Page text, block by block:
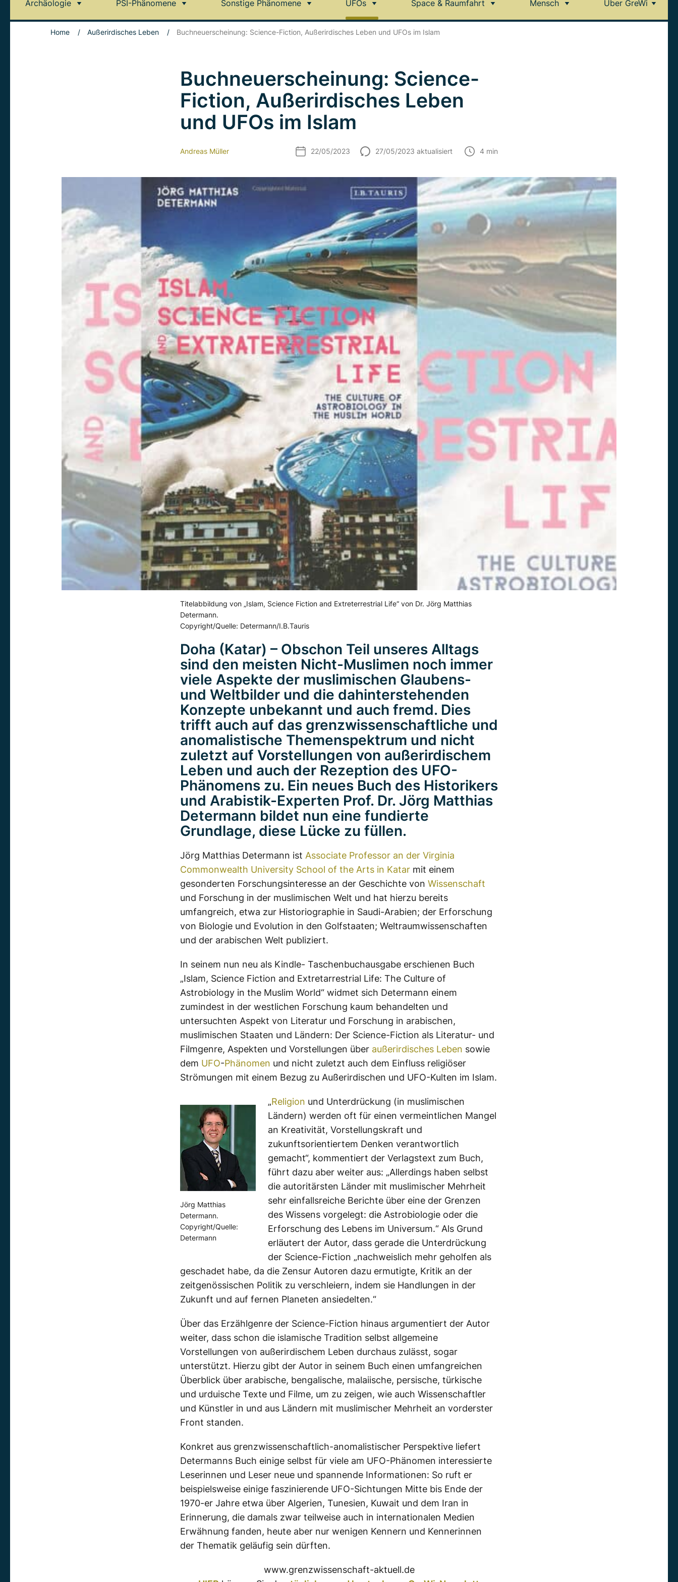
Archäologie PSI-Phänomene Sonstige Phänomene UFOs Space & Raumfahrt Mensch Über GreWi
Home / Außerirdisches Leben / Buchneuerscheinung: Science-Fiction, Außerirdisches Leben und UFOs im Islam
Buchneuerscheinung: Science-
Fiction, Außerirdisches Leben
und UFOs im Islam
Andreas Müller 22/05/2023 27/05/2023 aktualisiert 4 min
Titelabbildung von „Islam, Science Fiction and Extreterrestrial Life“ von Dr. Jörg Matthias
Determann.
Copyright/Quelle: Determann/I.B.Tauris
Doha (Katar) – Obschon Teil unseres Alltags
sind den meisten Nicht-Muslimen noch immer
viele Aspekte der muslimischen Glaubens-
und Weltbilder und die dahinterstehenden
Konzepte unbekannt und auch fremd. Dies
trifft auch auf das grenzwissenschaftliche und
anomalistische Themenspektrum und nicht
zuletzt auf Vorstellungen von außerirdischem
Leben und auch der Rezeption des UFO-
Phänomens zu. Ein neues Buch des Historikers
und Arabistik-Experten Prof. Dr. Jörg Matthias
Determann bildet nun eine fundierte
Grundlage, diese Lücke zu füllen.
Jörg Matthias Determann ist Associate Professor an der Virginia
Commonwealth University School of the Arts in Katar mit einem
gesonderten Forschungsinteresse an der Geschichte von Wissenschaft
und Forschung in der muslimischen Welt und hat hierzu bereits
umfangreich, etwa zur Historiographie in Saudi-Arabien; der Erforschung
von Biologie und Evolution in den Golfstaaten; Weltraumwissenschaften
und der arabischen Welt publiziert.
In seinem nun neu als Kindle- Taschenbuchausgabe erschienen Buch
„Islam, Science Fiction and Extretarrestrial Life: The Culture of
Astrobiology in the Muslim World“ widmet sich Determann einem
zumindest in der westlichen Forschung kaum behandelten und
untersuchten Aspekt von Literatur und Forschung in arabischen,
muslimischen Staaten und Ländern: Der Science-Fiction als Literatur- und
Filmgenre, Aspekten und Vorstellungen über außerirdisches Leben sowie
dem UFO-Phänomen und nicht zuletzt auch dem Einfluss religiöser
Strömungen mit einem Bezug zu Außerirdischen und UFO-Kulten im Islam.
Jörg Matthias
Determann.
Copyright/Quelle:
Determann
„Religion und Unterdrückung (in muslimischen
Ländern) werden oft für einen vermeintlichen Mangel
an Kreativität, Vorstellungskraft und
zukunftsorientiertem Denken verantwortlich
gemacht“, kommentiert der Verlagstext zum Buch,
führt dazu aber weiter aus: „Allerdings haben selbst
die autoritärsten Länder mit muslimischer Mehrheit
sehr einfallsreiche Berichte über eine der Grenzen
des Wissens vorgelegt: die Astrobiologie oder die
Erforschung des Lebens im Universum.“ Als Grund
erläutert der Autor, dass gerade die Unterdrückung
der Science-Fiction „nachweislich mehr geholfen als
geschadet habe, da die Zensur Autoren dazu ermutigte, Kritik an der
zeitgenössischen Politik zu verschleiern, indem sie Handlungen in der
Zukunft und auf fernen Planeten ansiedelten.“
Über das Erzählgenre der Science-Fiction hinaus argumentiert der Autor
weiter, dass schon die islamische Tradition selbst allgemeine
Vorstellungen von außerirdischem Leben durchaus zulässt, sogar
unterstützt. Hierzu gibt der Autor in seinem Buch einen umfangreichen
Überblick über arabische, bengalische, malaiische, persische, türkische
und urduische Texte und Filme, um zu zeigen, wie auch Wissenschaftler
und Künstler in und aus Ländern mit muslimischer Mehrheit an vorderster
Front standen.
Konkret aus grenzwissenschaftlich-anomalistischer Perspektive liefert
Determanns Buch einige selbst für viele am UFO-Phänomen interessierte
Leserinnen und Leser neue und spannende Informationen: So ruft er
beispielsweise einige faszinierende UFO-Sichtungen Mitte bis Ende der
1970-er Jahre etwa über Algerien, Tunesien, Kuwait und dem Iran in
Erinnerung, die damals zwar teilweise auch in internationalen Medien
Erwähnung fanden, heute aber nur wenigen Kennern und Kennerinnen
der Thematik geläufig sein dürften.
www.grenzwissenschaft-aktuell.de